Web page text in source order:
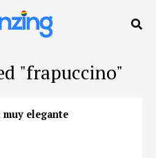
"frapuccino"
elegante